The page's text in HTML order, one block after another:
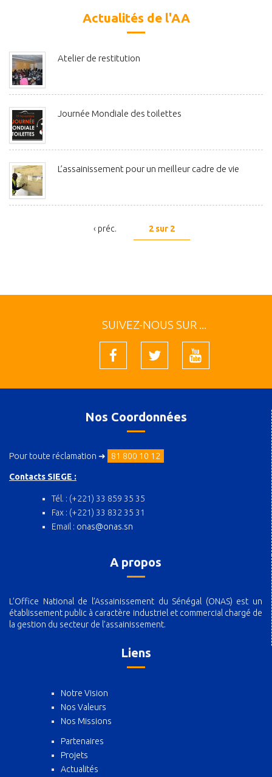
Actualités de l'AA
Atelier de restitution
Journée Mondiale des toilettes
L’assainissement pour un meilleur cadre de vie
‹ préc. 2 sur 2
SUIVEZ-NOUS SUR ...
Nos Coordonnées
Pour toute réclamation ➜ 81 800 10 12
Contacts SIEGE :
Tél. : (+221) 33 859 35 35
Fax : (+221) 33 832 35 31
Email : onas@onas.sn
A propos
L’Office National de l’Assainissement du Sénégal (ONAS) est un
établissement public à caractère industriel et commercial chargé de
la gestion du secteur de l’assainissement.
Liens
Notre Vision
Nos Valeurs
Nos Missions
Partenaires
Projets
Actualités